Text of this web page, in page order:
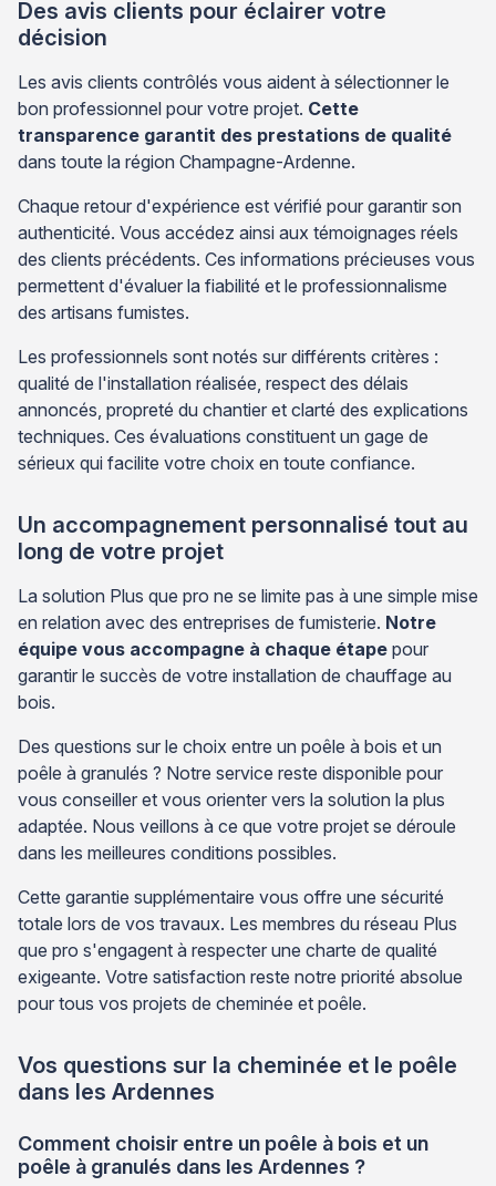
Des avis clients pour éclairer votre
décision
Les avis clients contrôlés vous aident à sélectionner le
bon professionnel pour votre projet. Cette
transparence garantit des prestations de qualité
dans toute la région Champagne-Ardenne.
Chaque retour d'expérience est vérifié pour garantir son
authenticité. Vous accédez ainsi aux témoignages réels
des clients précédents. Ces informations précieuses vous
permettent d'évaluer la fiabilité et le professionnalisme
des artisans fumistes.
Les professionnels sont notés sur différents critères :
qualité de l'installation réalisée, respect des délais
annoncés, propreté du chantier et clarté des explications
techniques. Ces évaluations constituent un gage de
sérieux qui facilite votre choix en toute confiance.
Un accompagnement personnalisé tout au
long de votre projet
La solution Plus que pro ne se limite pas à une simple mise
en relation avec des entreprises de fumisterie. Notre
équipe vous accompagne à chaque étape pour
garantir le succès de votre installation de chauffage au
bois.
Des questions sur le choix entre un poêle à bois et un
poêle à granulés ? Notre service reste disponible pour
vous conseiller et vous orienter vers la solution la plus
adaptée. Nous veillons à ce que votre projet se déroule
dans les meilleures conditions possibles.
Cette garantie supplémentaire vous offre une sécurité
totale lors de vos travaux. Les membres du réseau Plus
que pro s'engagent à respecter une charte de qualité
exigeante. Votre satisfaction reste notre priorité absolue
pour tous vos projets de cheminée et poêle.
Vos questions sur la cheminée et le poêle
dans les Ardennes
Comment choisir entre un poêle à bois et un
poêle à granulés dans les Ardennes ?